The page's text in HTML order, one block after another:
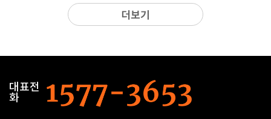
더보기
대표전
화